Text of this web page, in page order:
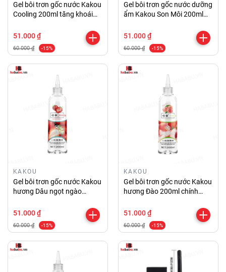
Gel bôi trơn gốc nước Kakou
Cooling 200ml tăng khoái
51.000 ₫
60.000 ₫ -15%
Gel bôi trơn gốc nước dưỡng
ẩm Kakou Son Môi 200ml
51.000 ₫
60.000 ₫ -15%
KAKOU
Gel bôi trơn gốc nước Kakou
hương Dâu ngọt ngào
51.000 ₫
60.000 ₫ -15%
KAKOU
Gel bôi trơn gốc nước Kakou
hương Đào 200ml chính
51.000 ₫
60.000 ₫ -15%